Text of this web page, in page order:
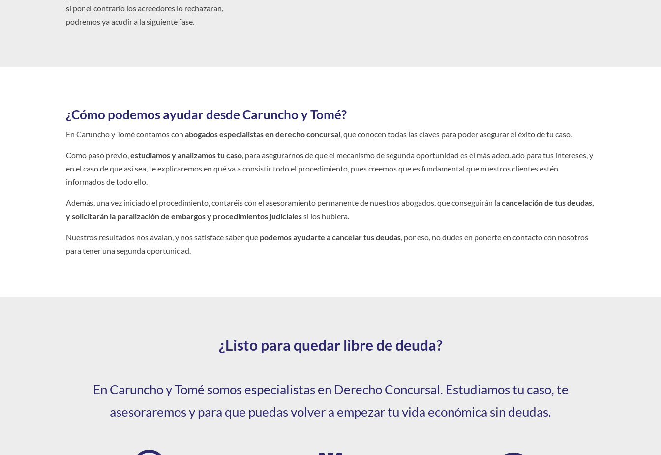
si por el contrario los acreedores lo rechazaran,
podremos ya acudir a la siguiente fase.
¿Cómo podemos ayudar desde Caruncho y Tomé?
En Caruncho y Tomé contamos conabogados especialistas en derecho concursal, que conocen todas las claves para poder asegurar el éxito de tu caso.
Como paso previo,estudiamos y analizamos tu caso, para asegurarnos de que el mecanismo de segunda oportunidad es el más adecuado para tus intereses, y
en el caso de que así sea, te explicaremos en qué va a consistir todo el procedimiento, pues creemos que es fundamental que nuestros clientes estén
informados de todo ello.
Además, una vez iniciado el procedimiento, contaréis con el asesoramiento permanente de nuestros abogados, que conseguirán lacancelación de tus deudas,
y solicitarán la paralización de embargos y procedimientos judicialessi los hubiera.
Nuestros resultados nos avalan, y nos satisface saber que podemos ayudarte a cancelar tus deudas, por eso, no dudes en ponerte en contacto con nosotros
para tener una segunda oportunidad.
¿Listo para quedar libre de deuda?
En Caruncho y Tomé somos especialistas en Derecho Concursal. Estudiamos tu caso, te
asesoraremos y para que puedas volver a empezar tu vida económica sin deudas.